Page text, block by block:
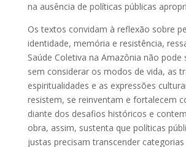
na ausência de políticas públicas
Os textos convidam à reflexão sobre
identidade, memória e resistência,
Saúde Coletiva na Amazônia não pode
sem considerar os modos de vida, as
espiritualidades e as expressões
resistem, se reinventam e fortalecem
diante dos desafios históricos e
obra, assim, sustenta que políticas
justas precisam transcender